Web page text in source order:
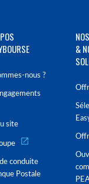
nous ?
site
conduite
Postale
&